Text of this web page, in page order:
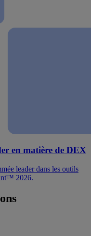
en matière de DEX
leader dans les outils
2026.